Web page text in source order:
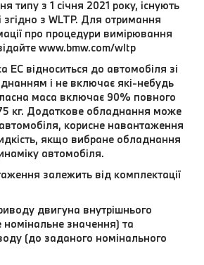
типу з 1 січня 2021 року, існують
згідно з WLTP. Для отримання
про процедури вимірювання
www.bmw.com/wltp
відноситься до автомобіля зі
і не включає які-небудь
маса включає 90% повного
кг. Додаткове обладнання може
корисне навантаження
якщо вибране обладнання
автомобіля.
залежить від комплектації
двигуна внутрішнього
номінальне значення) та
(до заданого номінального